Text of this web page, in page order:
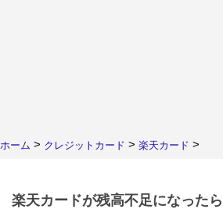
ホーム > クレジットカード > 楽天カード >
楽天カードが残高不足になった